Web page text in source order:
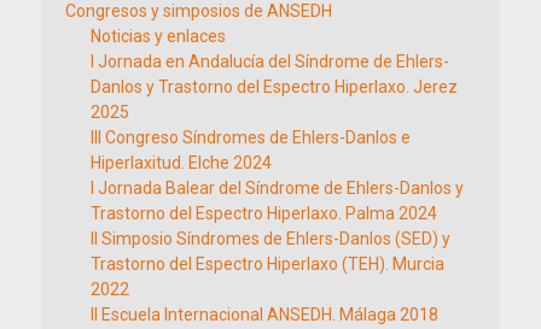
Congresos y simposios de ANSEDH
Noticias y enlaces
I Jornada en Andalucía del Síndrome de Ehlers-
Danlos y Trastorno del Espectro Hiperlaxo. Jerez
2025
III Congreso Síndromes de Ehlers-Danlos e
Hiperlaxitud. Elche 2024
I Jornada Balear del Síndrome de Ehlers-Danlos y
Trastorno del Espectro Hiperlaxo. Palma 2024
II Simposio Síndromes de Ehlers-Danlos (SED) y
Trastorno del Espectro Hiperlaxo (TEH). Murcia
2022
II Escuela Internacional ANSEDH. Málaga 2018